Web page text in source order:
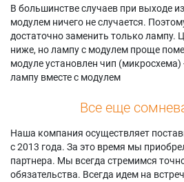
В большинстве случаев при выходе
модулем ничего не случается.
достаточно заменить только лампу.
ниже, но лампу с модулем проще
модуле установлен чип
лампу вместе с модулем
Все еще
Наша компания осуществляет
с 2013 года. За это время мы
партнера. Мы всегда стремимся
обязательства. Всегда идем на